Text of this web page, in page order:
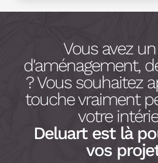
Vous avez
d'aménagement,
? Vous souhaitez
touche vraiment
votre
Deluart est là
vos